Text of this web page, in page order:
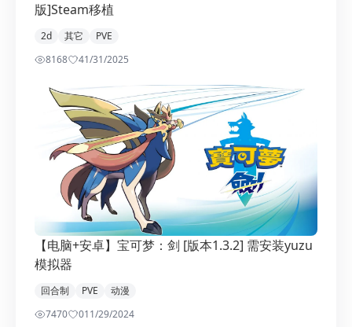
版]Steam移植
2d 其它
PVE
8168
41/31/2025
【电脑+安卓】宝可梦：剑 [版本1.3.2] 需安装yuzu
模拟器
回合制 PVE
动漫
7470
011/29/2024